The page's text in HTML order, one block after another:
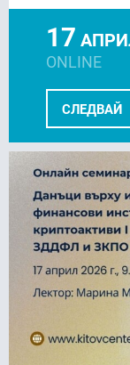
СЛЕДВАЙ
17
ONLINE
FACEBOOK